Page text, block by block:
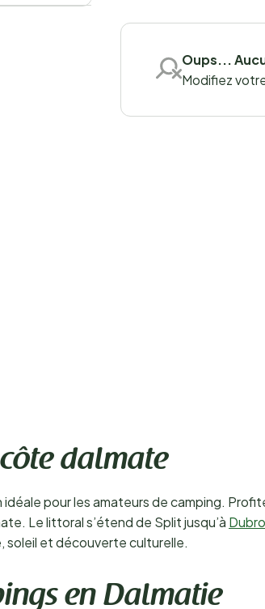
Oups...
Modifiez
dalmate
pour les amateurs de camping.
Le littoral s’étend de Split jusqu’à
soleil et découverte culturelle.
en Dalmatie